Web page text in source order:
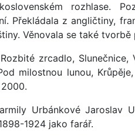
rozhlase.
Překládala z angličtiny,
Věnovala se také tvorbě
zrcadlo, Slunečnice,
milostnou lunou,
Urbánkové Jaroslav
1924 jako farář.